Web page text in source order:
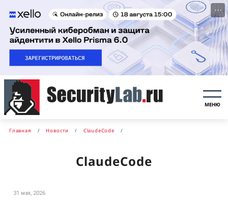
···
МЕНЮ
Главная Новости ClaudeCode
ClaudeCode
31 мая, 2026